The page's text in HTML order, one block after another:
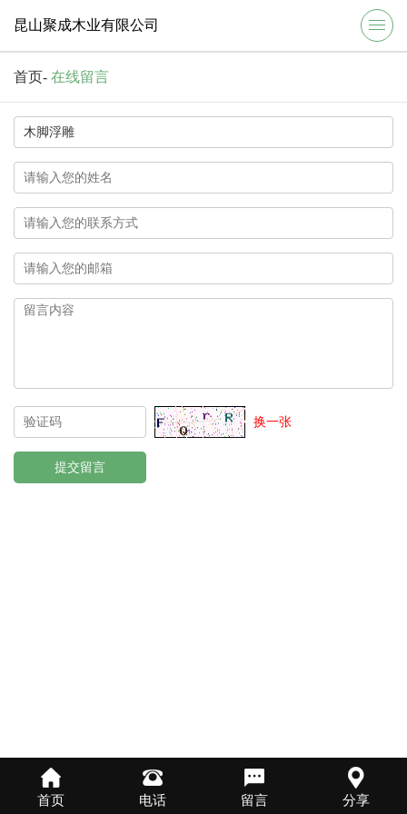
昆山聚成木业有限公司
首页- 在线留言
换一张
首页 电话 留言 分享